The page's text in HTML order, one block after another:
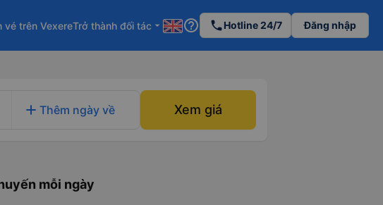
vé trên VexereTrở thành đối tác arrow_drop_down help_outline phoneHotline 24/7 Đăng nhập
add Thêm ngày về Xem giá
mỗi ngày